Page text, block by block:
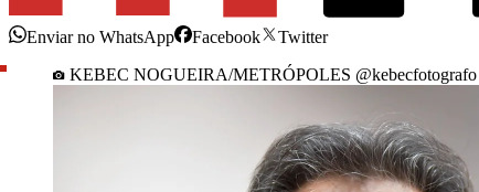
Enviar no WhatsApp Facebook
Twitter
KEBEC NOGUEIRA/METRÓPOLES @kebecfotografo